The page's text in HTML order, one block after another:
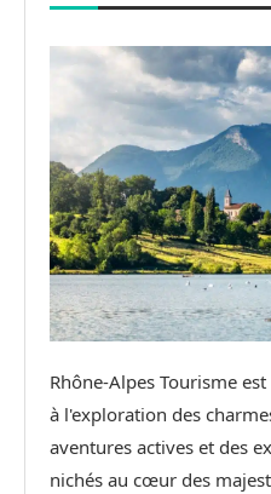
Rhône-Alpes Tourisme
à l'exploration des
aventures actives et des
nichés au cœur des